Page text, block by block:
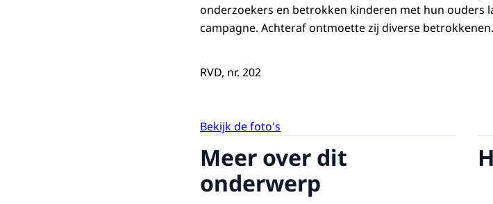
onderzoekers en betrokken kinderen met hun ouders
campagne. Achteraf ontmoette zij diverse betrokkenen.
RVD, nr. 202
Bekijk de foto's
Meer over dit
onderwerp